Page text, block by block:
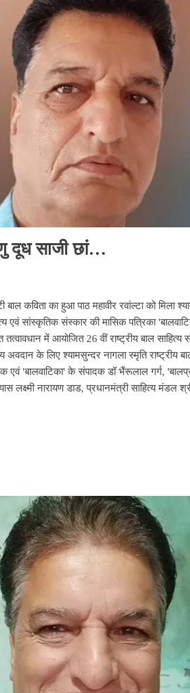
दूध साजी छां…
बाल कविता का हुआ पाठ महावीर रवांल्टा को मिला
एवं सांस्कृतिक संस्कार की मासिक पत्रिका
में आयोजित 26 वीं राष्ट्रीय बाल साहित्य
अवदान के लिए श्यामसुन्दर नागला स्मृति राष्ट्रीय
एवं 'बालवाटिका' के संपादक डॉ भैंरूलाल गर्ग,
लक्ष्मी नारायण डाड, प्रधानमंत्री साहित्य मंडल